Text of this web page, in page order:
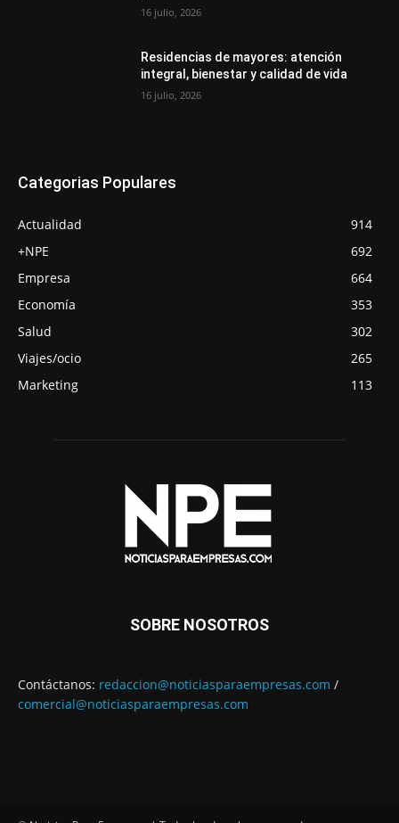
16 julio, 2026
Residencias de mayores: atención
integral, bienestar y calidad de vida
16 julio, 2026
Categorias Populares
Actualidad
914
+NPE
692
Empresa
664
Economía
353
Salud
302
Viajes/ocio
265
Marketing
113
SOBRE NOSOTROS
Contáctanos: redaccion@noticiasparaempresas.com /
comercial@noticiasparaempresas.com